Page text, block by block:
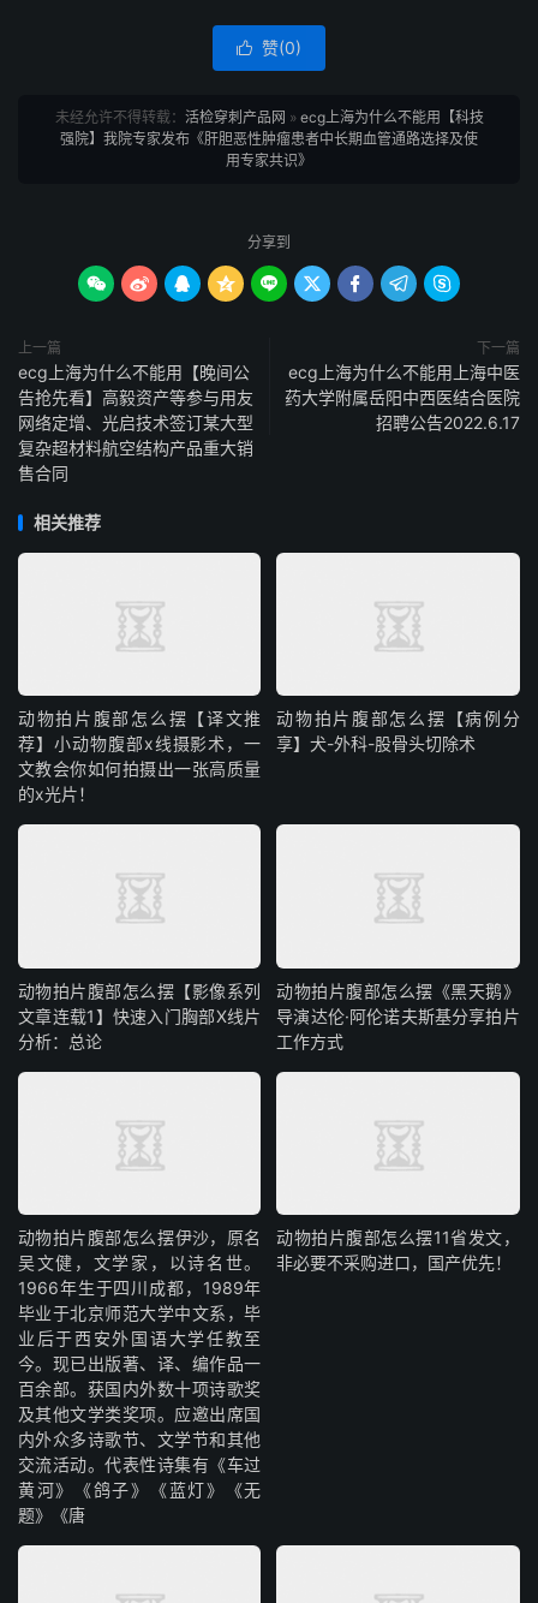
 赞(0)
未经允许不得转载： 活检穿刺产品网 » ecg上海为什么不能用【科技
强院】我院专家发布《肝胆恶性肿瘤患者中长期血管通路选择及使
用专家共识》
分享到
        
上一篇
ecg上海为什么不能用【晚间公
告抢先看】高毅资产等参与用友
网络定增、光启技术签订某大型
复杂超材料航空结构产品重大销
售合同
下一篇
ecg上海为什么不能用上海中医
药大学附属岳阳中西医结合医院
招聘公告2022.6.17
相关推荐
动物拍片腹部怎么摆【译文推
荐】小动物腹部x线摄影术，一
文教会你如何拍摄出一张高质量
的x光片！
动物拍片腹部怎么摆【病例分
享】犬-外科-股骨头切除术
动物拍片腹部怎么摆【影像系列
文章连载1】快速入门胸部X线片
分析：总论
动物拍片腹部怎么摆《黑天鹅》
导演达伦·阿伦诺夫斯基分享拍片
工作方式
动物拍片腹部怎么摆​伊沙，原名
吴文健，文学家，以诗名世。
1966年生于四川成都，1989年
毕业于北京师范大学中文系，毕
业后于西安外国语大学任教至
今。现已出版著、译、编作品一
百余部。获国内外数十项诗歌奖
及其他文学类奖项。应邀出席国
内外众多诗歌节、文学节和其他
交流活动。代表性诗集有《车过
黄河》《鸽子》《蓝灯》《无
题》《唐
动物拍片腹部怎么摆11省发文，
非必要不采购进口，国产优先！